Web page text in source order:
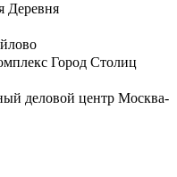
Деревня
Город Столиц
деловой центр Москва-